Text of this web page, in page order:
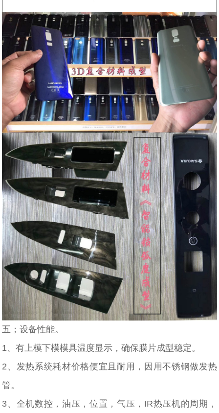
五；设备性能。
1、有上模下模模具温度显示，确保膜片成型稳定。
2、发热系统耗材价格便宜且耐用，因用不锈钢做发热
管。
3、全机数控，油压，位置，气压，IR热压机的周期，